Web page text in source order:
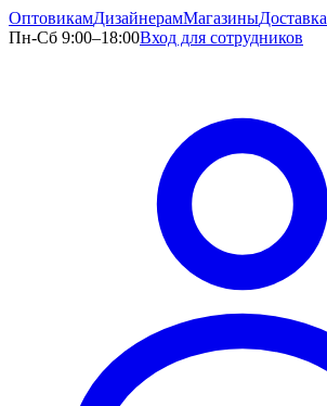
ОптовикамДизайнерамМагазиныДоставка
Пн-Сб 9:00–18:00Вход для сотрудников